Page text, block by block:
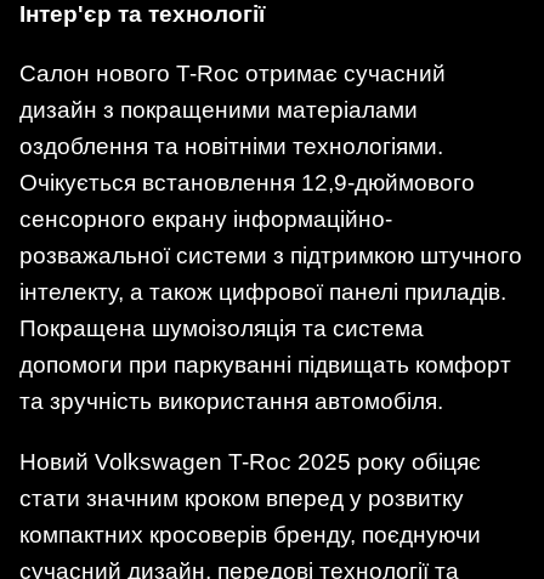
Інтер'єр та технології
Салон нового T-Roc отримає сучасний
дизайн з покращеними матеріалами
оздоблення та новітніми технологіями.
Очікується встановлення 12,9-дюймового
сенсорного екрану інформаційно-
розважальної системи з підтримкою штучного
інтелекту, а також цифрової панелі приладів.
Покращена шумоізоляція та система
допомоги при паркуванні підвищать комфорт
та зручність використання автомобіля.
Новий Volkswagen T-Roc 2025 року обіцяє
стати значним кроком вперед у розвитку
компактних кросоверів бренду, поєднуючи
сучасний дизайн, передові технології та